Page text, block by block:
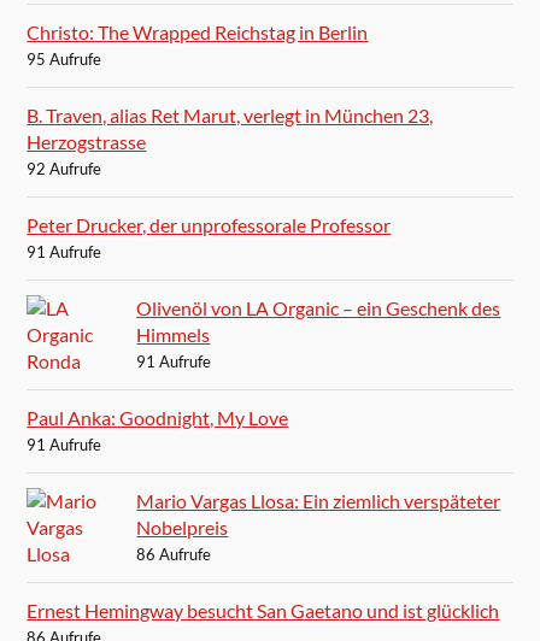
Christo: The Wrapped Reichstag in Berlin
95 Aufrufe
B. Traven, alias Ret Marut, verlegt in München 23,
Herzogstrasse
92 Aufrufe
Peter Drucker, der unprofessorale Professor
91 Aufrufe
Olivenöl von LA Organic – ein Geschenk des
Himmels
91 Aufrufe
Paul Anka: Goodnight, My Love
91 Aufrufe
Mario Vargas Llosa: Ein ziemlich verspäteter
Nobelpreis
86 Aufrufe
Ernest Hemingway besucht San Gaetano und ist glücklich